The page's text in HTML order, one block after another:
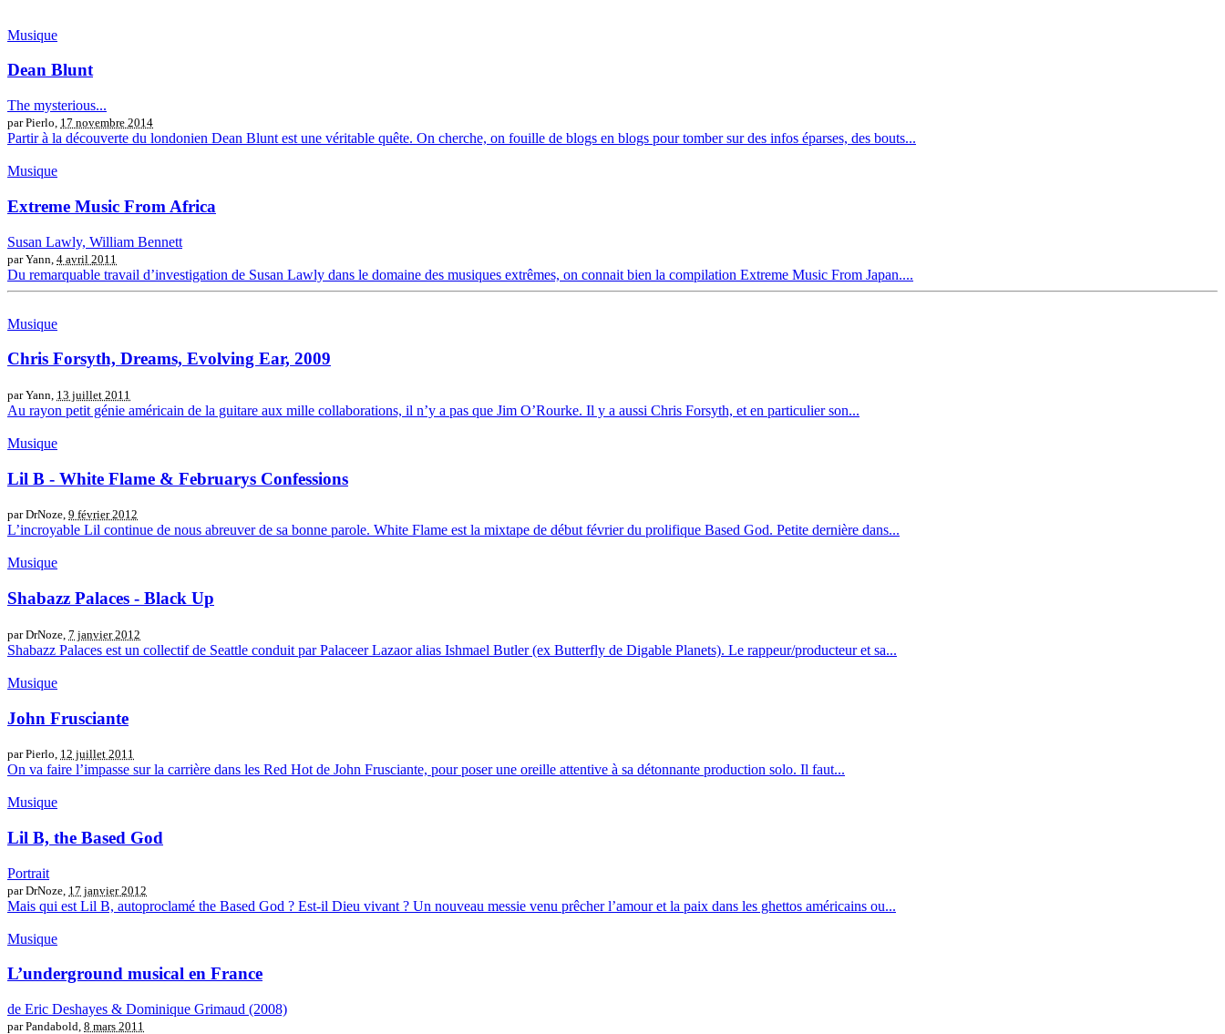
Musique
Dean Blunt
The mysterious...
par Pierlo, 17 novembre 2014
Partir à la découverte du londonien Dean Blunt est une véritable quête. On cherche, on fouille de blogs en blogs pour tomber sur des infos éparses, des bouts...
Musique
Extreme Music From Africa
Susan Lawly, William Bennett
par Yann, 4 avril 2011
Du remarquable travail d’investigation de Susan Lawly dans le domaine des musiques extrêmes, on connait bien la compilation Extreme Music From Japan....
Musique
Chris Forsyth, Dreams, Evolving Ear, 2009
par Yann, 13 juillet 2011
Au rayon petit génie américain de la guitare aux mille collaborations, il n’y a pas que Jim O’Rourke. Il y a aussi Chris Forsyth, et en particulier son...
Musique
Lil B - White Flame & Februarys Confessions
par DrNoze, 9 février 2012
L’incroyable Lil continue de nous abreuver de sa bonne parole. White Flame est la mixtape de début février du prolifique Based God. Petite dernière dans...
Musique
Shabazz Palaces - Black Up
par DrNoze, 7 janvier 2012
Shabazz Palaces est un collectif de Seattle conduit par Palaceer Lazaor alias Ishmael Butler (ex Butterfly de Digable Planets). Le rappeur/producteur et sa...
Musique
John Frusciante
par Pierlo, 12 juillet 2011
On va faire l’impasse sur la carrière dans les Red Hot de John Frusciante, pour poser une oreille attentive à sa détonnante production solo. Il faut...
Musique
Lil B, the Based God
Portrait
par DrNoze, 17 janvier 2012
Mais qui est Lil B, autoproclamé the Based God ? Est-il Dieu vivant ? Un nouveau messie venu prêcher l’amour et la paix dans les ghettos américains ou...
Musique
L’underground musical en France
de Eric Deshayes & Dominique Grimaud (2008)
par Pandabold, 8 mars 2011